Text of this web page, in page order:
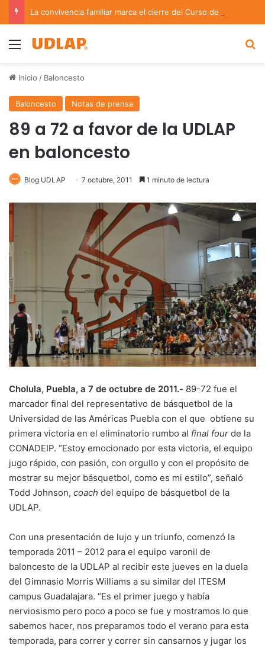
Menu
Inicio / Baloncesto
Baloncesto Notas de prensa
89 a 72 a favor de la UDLAP
en baloncesto
Blog UDLAP 7 octubre, 2011 1 minuto de lectura
Cholula, Puebla, a 7 de octubre de 2011.- 89-72 fue el
marcador final del representativo de básquetbol de la
Universidad de las Américas Puebla con el que obtiene su
primera victoria en el eliminatorio rumbo al final four de la
CONADEIP. “Estoy emocionado por esta victoria, el equipo
jugo rápido, con pasión, con orgullo y con el propósito de
mostrar su mejor básquetbol, como es mi estilo”, señaló
Todd Johnson, coach del equipo de básquetbol de la
UDLAP.
Con una presentación de lujo y un triunfo, comenzó la
temporada 2011 – 2012 para el equipo varonil de
baloncesto de la UDLAP al recibir este jueves en la duela
del Gimnasio Morris Williams a su similar del ITESM
campus Guadalajara. “Es el primer juego y había
nerviosismo pero poco a poco se fue y mostramos lo que
sabemos hacer, nos preparamos todo el verano para esta
temporada, para correr y correr sin cansarnos y jugar los